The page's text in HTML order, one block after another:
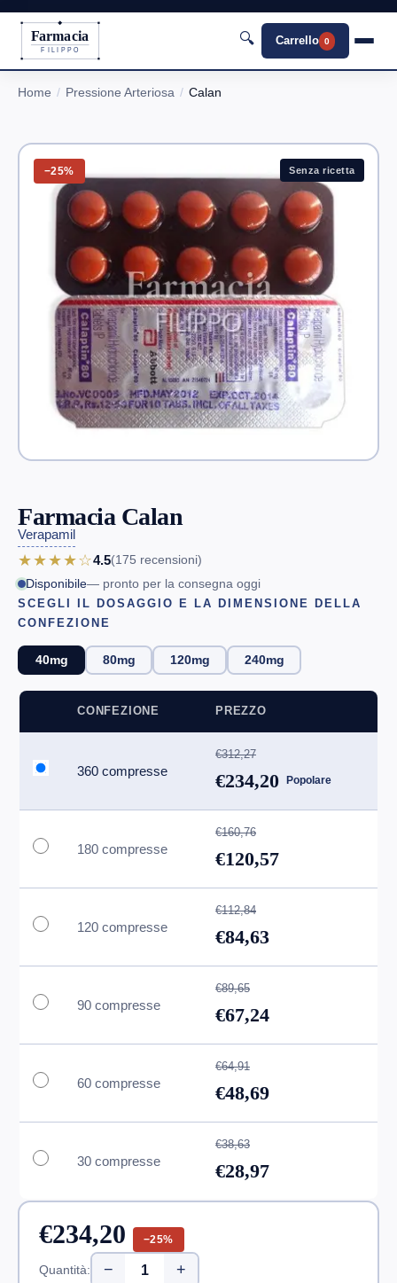
Farmacia
FILIPPO
🔍 Carrello 0
Home Pressione Arteriosa Calan
−25% Senza ricetta
Farmacia Calan
Verapamil
★★★★☆4.5(175 recensioni)
Disponibile— pronto per la consegna oggi
SCEGLI IL DOSAGGIO E LA DIMENSIONE DELLA
CONFEZIONE
40mg 80mg 120mg 240mg
CONFEZIONE PREZZO
360 compresse
€312,27
€234,20 Popolare
180 compresse
€160,76
€120,57
120 compresse
€112,84
€84,63
90 compresse
€89,65
€67,24
60 compresse
€64,91
€48,69
30 compresse
€38,63
€28,97
€234,20 −25%
Quantità: − +